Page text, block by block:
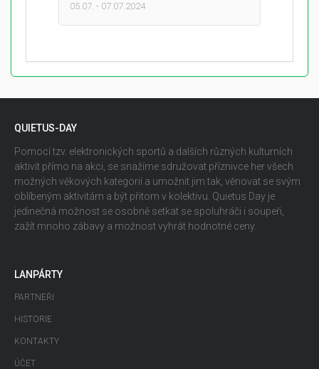
05.07. - 07.07.2024
QUIETUS-DAY
Pomocí tzv. elektronických sportů a dalších různých kulturních
aktivit přímo na akci, se snažíme sdružovat příznivce her všech
možných věkových kategorií a umožnit jim tak, věnovat se svým
oblíbeným aktivitám a být přitom v kolektivu. Quietus Day je
jedinečná možnost se osobně setkat se spoluhráči i soupeři,
zažít mnoho zábavy a možnost vyhrát hodnotné ceny.
LANPÁRTY
PARTNEŘI
HISTORIE
KONTAKTY
ÚČET